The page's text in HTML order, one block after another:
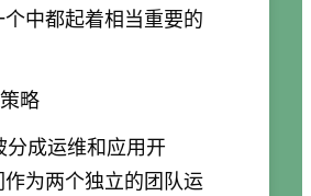
中都起着相当重要的
略
分成运维和应用开
为两个独立的团队运